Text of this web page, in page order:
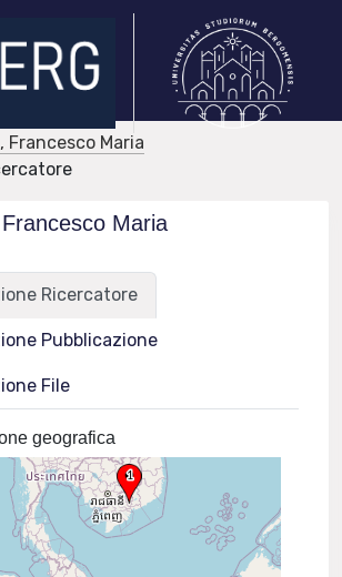
Francesco Maria
Maria
Ricercatore
Pubblicazione
File
geografica